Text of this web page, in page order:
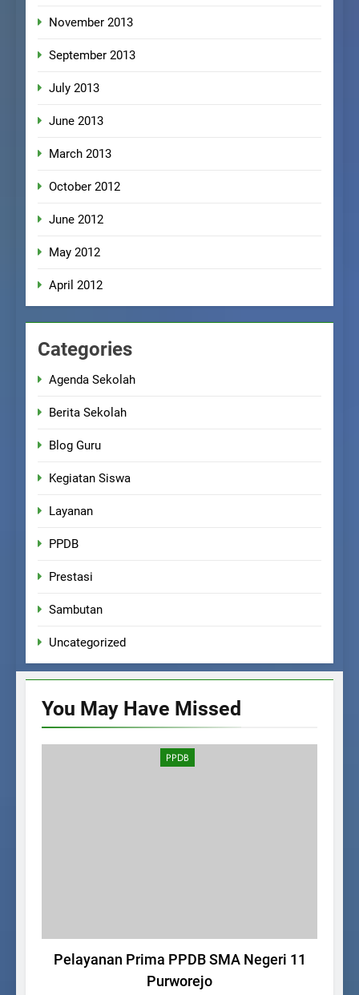
November 2013
September 2013
July 2013
June 2013
March 2013
October 2012
June 2012
May 2012
April 2012
Categories
Agenda Sekolah
Berita Sekolah
Blog Guru
Kegiatan Siswa
Layanan
PPDB
Prestasi
Sambutan
Uncategorized
You May Have Missed
PPDB
Pelayanan Prima PPDB SMA Negeri 11
Purworejo